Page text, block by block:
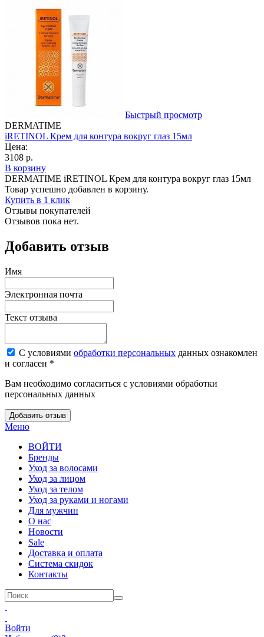
Быстрый просмотр
DERMATIME
iRETINOL Крем для контура вокруг глаз 15мл
Цена:
3108 р.
В корзину
DERMATIME iRETINOL Крем для контура вокруг глаз 15мл
Товар успешно добавлен в корзину.
Купить в 1 клик
Отзывы покупателей
Отзывов пока нет.
Добавить отзыв
Имя
Электронная почта
Текст отзыва
С условиями обработки персональных данных ознакомлен
и согласен *
Вам необходимо согласиться с условиями обработки
персональных данных
Добавить отзыв
Меню
ВОЙТИ
Бренды
Уход за волосами
Уход за лицом
Уход за телом
Уход за руками и ногами
Для мужчин
О нас
Новости
Sale
Доставка и оплата
Система скидок
Контакты
Войти